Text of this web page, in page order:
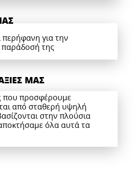
περήφανη για την
παράδοσή της
ΜΑΣ
που προσφέρουμε
από σταθερή υψηλή
στην πλούσια
όλα αυτά τα